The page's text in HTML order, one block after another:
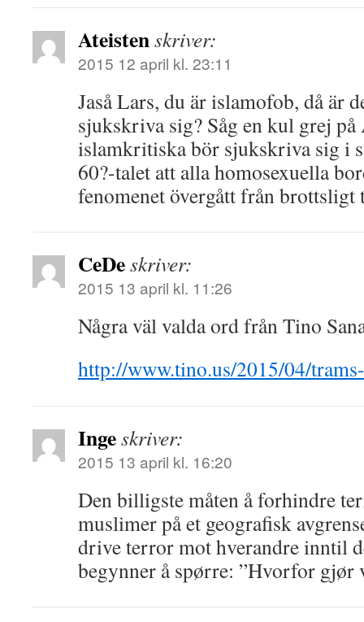
Ateistenskriver:
2015 12 april kl. 23:11
Jaså Lars, du är islamofob, då är
sjukskriva sig? Såg en kul grej
islamkritiska bör sjukskriva sig i
60?-talet att alla homosexuella
fenomenet övergått från
CeDeskriver:
2015 13 april kl. 11:26
Några väl valda ord från Tino
http://www.tino.us/2015/04/
Ingeskriver:
2015 13 april kl. 16:20
Den billigste måten å forhindre
muslimer på et geografisk
drive terror mot hverandre inntil
begynner å spørre: ”Hvorfor gjør